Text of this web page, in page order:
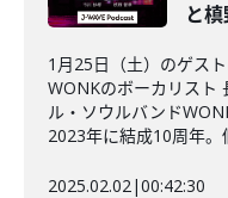
と
1月25日（土）のゲス
WONKのボーカリスト
ル・ソウルバンド
2023年に結成10周年。
2025.02.02|00:42:30